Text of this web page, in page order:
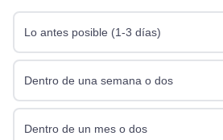
Lo antes posible (1-3 días)
Dentro de una semana o dos
Dentro de un mes o dos